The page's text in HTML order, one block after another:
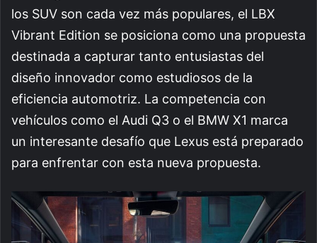
los SUV son cada vez más populares, el LBX
Vibrant Edition se posiciona como una propuesta
destinada a capturar tanto entusiastas del
diseño innovador como estudiosos de la
eficiencia automotriz. La competencia con
vehículos como el Audi Q3 o el BMW X1 marca
un interesante desafío que Lexus está preparado
para enfrentar con esta nueva propuesta.